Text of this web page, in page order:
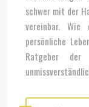
schwer mit der
vereinbar.
persönliche
Ratgeber der